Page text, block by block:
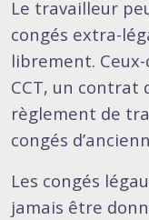
Le travailleur
congés extra-
librement.
CCT, un contrat
règlement de
congés
Les congés
jamais être